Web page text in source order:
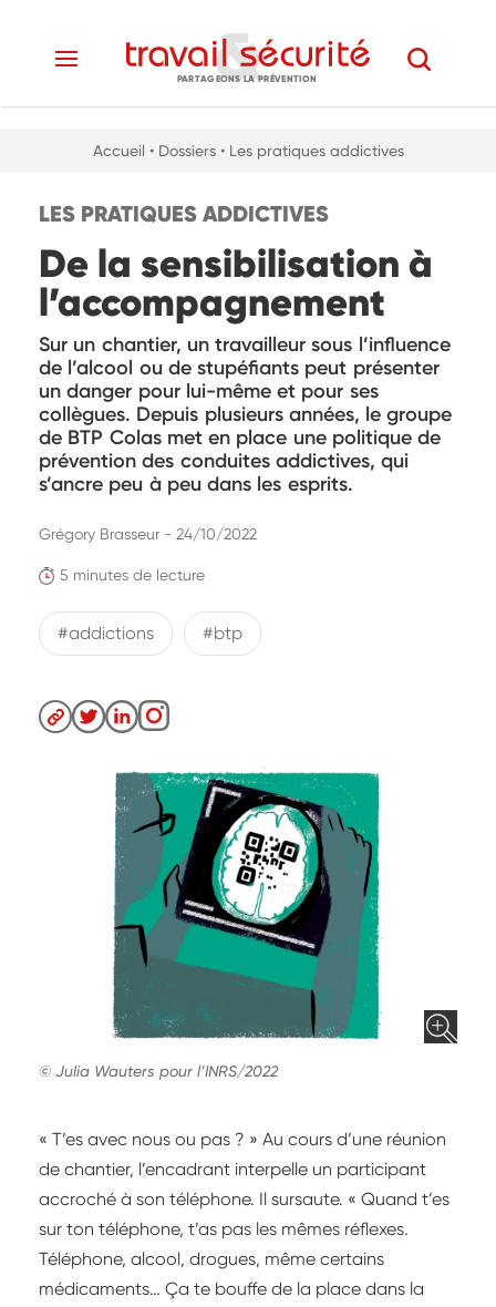
PARTAGEONS LA PRÉVENTION
Accueil • Dossiers • Les pratiques addictives
LES PRATIQUES ADDICTIVES
De la sensibilisation à
l’accompagnement
Sur un chantier, un travailleur sous l’influence
de l’alcool ou de stupéfiants peut présenter
un danger pour lui-même et pour ses
collègues. Depuis plusieurs années, le groupe
de BTP Colas met en place une politique de
prévention des conduites addictives, qui
s’ancre peu à peu dans les esprits.
5 minutes de lecture
Grégory Brasseur - 24/10/2022
#addictions #btp
© Julia Wauters pour l’INRS/2022
« T’es avec nous ou pas ? » Au cours d’une réunion
de chantier, l’encadrant interpelle un participant
accroché à son téléphone. Il sursaute. « Quand t’es
sur ton téléphone, t’as pas les mêmes réflexes.
Téléphone, alcool, drogues, même certains
médicaments… Ça te bouffe de la place dans la